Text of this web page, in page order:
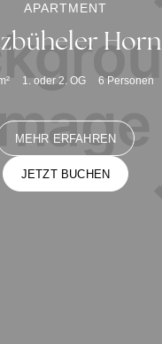
APARTMENT
Horn
1. oder 2. OG 6 Personen
MEHR ERFAHREN
JETZT BUCHEN